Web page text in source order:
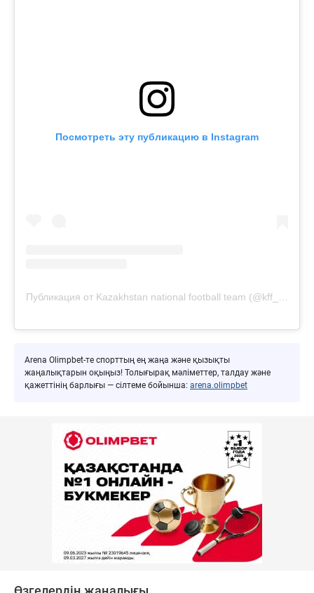
Посмотреть эту публикацию в Instagram
Публикация от Kazakhstan national football team (@kff_team)
Arena Olimpbet-те спорттың ең жаңа және қызықты
жаңалықтарын оқыңыз! Толығырақ мәліметтер, талдау және
қажеттінің барлығы — сілтеме бойынша: arena.olimpbet